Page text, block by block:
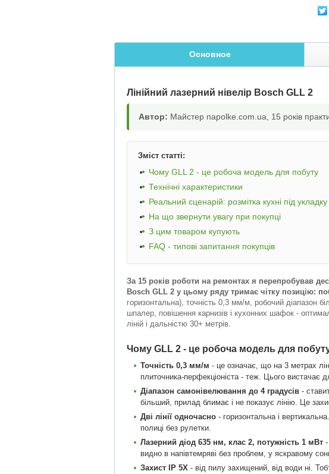
Основное
Лінійний лазерний нівелір Bosch GLL 2
Автор: Майстер napolke.com.ua, 15 років
Зміст статті:
Чому GLL 2 - це робоча модель для побуту
Технічні характеристики
Реальний сценарій: розмітка кухні під
На що звернути увагу при покупці
З цим товаром купують
FAQ - типові запитання покупців
За 15 років роботи на ремонтах я перепробував
Bosch GLL 2 у цьому ряду тримає чітку позицію:
горизонтальна), точність 0,3 мм/м, робочий діапазон
шпалер, повішення карнизів і кухонних шафок -
ліній і дальністю 30+ метрів.
Чому GLL 2 - це робоча модель для
Точність 0,3 мм/м - це означає, що на 3 метрах
плиточника-перфекціоніста - теж. Цього вистачає
Діапазон самонівелювання до 4 градусів -
більший, прилад блимає і не показує лінію. Це
Дві лінії одночасно - горизонтальна і
полиці без рулетки.
Лазерний діод 635 нм, клас 2, потужність 1 мВт
видно в напівтемряві без проблем, у яскравому
Захист IP 5X - від пилу захищений, від води ні.